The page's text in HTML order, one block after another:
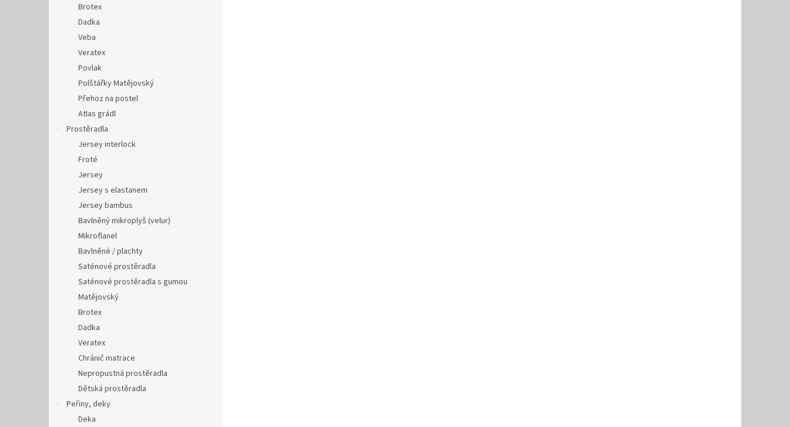
Brotex
Dadka
Veba
Veratex
Povlak
Polštářky Matějovský
Přehoz na postel
Atlas grádl
Prostěradla
Jersey interlock
Froté
Jersey
Jersey s elastanem
Jersey bambus
Bavlněný mikroplyš (velur)
Mikroflanel
Bavlněné / plachty
Saténové prostěradla
Saténové prostěradla s gumou
Matějovský
Brotex
Dadka
Veratex
Chránič matrace
Nepropustná prostěradla
Dětská prostěradla
Peřiny, deky
Deka